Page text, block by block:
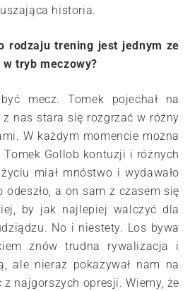
historia.
rodzaju trening jest jednym ze
tryb meczowy?
mecz. Tomek pojechał na
z nas stara się rozgrzać w różny
W każdym momencie można
Gollob kontuzji i różnych
miał mnóstwo i wydawało
odeszło, a on sam z czasem się
by jak najlepiej walczyć dla
No i niestety. Los bywa
znów trudna rywalizacja i
ale nieraz pokazywał nam na
najgorszych opresji. Wiemy, że